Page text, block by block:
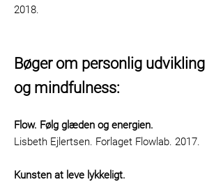
2018.
Bøger om personlig udvikling
og mindfulness:
Flow. Følg glæden og energien.
Lisbeth Ejlertsen. Forlaget Flowlab. 2017.
Kunsten at leve lykkeligt.